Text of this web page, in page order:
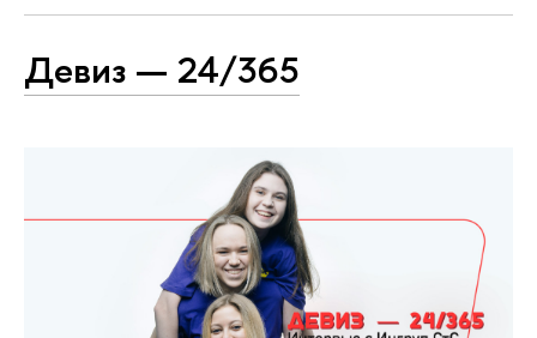
Девиз — 24/365